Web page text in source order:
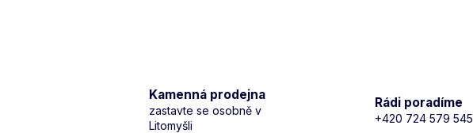
Kamenná prodejna
zastavte se osobně v
Litomyšli
Rádi poradíme
+420 724 579 545